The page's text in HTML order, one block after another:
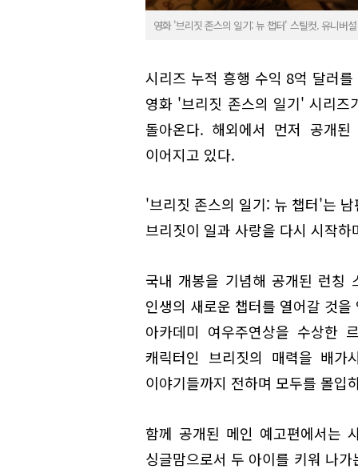
영화 '브리짓 존스의 일기: 뉴 챕터' 스틸컷. 유니버
시리즈 누적 흥행 수익 8억 달러
영화 '브리짓 존스의 일기' 시리
돌아온다. 해외에서 먼저 공개
이어지고 있다.
'브리짓 존스의 일기: 뉴 챕터'는
브리짓이 일과 사랑을 다시 시작
국내 개봉을 기념해 공개된 런칭
인생의 새로운 챕터를 열어갈 것
아카데미 여우주연상을 수상한
캐릭터인 브리짓의 매력을 배
이야기들까지 전하며 모두를 몰입
함께 공개된 메인 예고편에서는
싱글맘으로서 두 아이를 키워 나